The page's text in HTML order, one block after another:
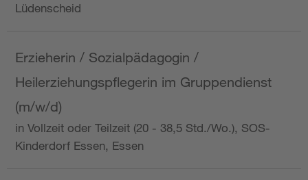
Lüdenscheid
Erzieherin / Sozialpädagogin /
Heilerziehungspflegerin im Gruppendienst
(m/w/d)
in Vollzeit oder Teilzeit (20 - 38,5 Std./Wo.), SOS-
Kinderdorf Essen, Essen